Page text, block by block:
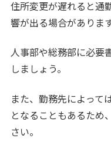
住所変更が遅れると通
響が出る場合があります
人事部や総務部に必要
しましょう。
また、勤務先によって
となることもあるため
さい。